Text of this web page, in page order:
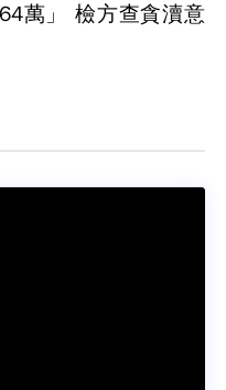
萬」 檢方查貪瀆意